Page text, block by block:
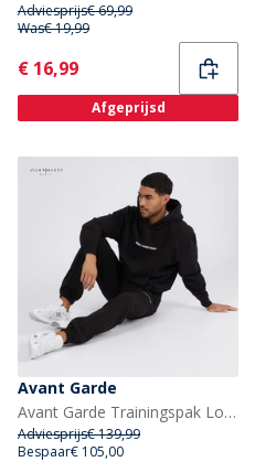
Adviesprijs€ 69,99
Was€ 19,99
Current
€ 16,99
Afgeprijsd
Avant Garde
Avant Garde Trainingspak Lowell Zwart Heren
Adviesprijs€ 139,99
Bespaar€ 105,00